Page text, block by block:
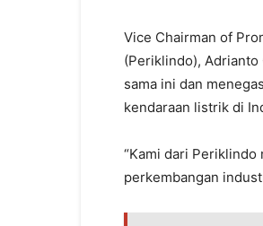
Vice Chairman of
(Periklindo),
sama ini dan
kendaraan listrik di
“Kami dari Periklindo
perkembangan